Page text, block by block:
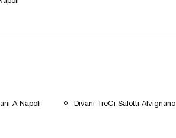
A Napoli Divani TreCi Salotti Alvignano